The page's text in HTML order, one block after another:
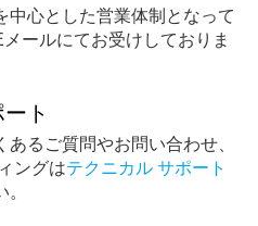
中心とした営業体制となって
ールにてお受けしておりま
ト
るご質問やお問い合わせ、
ングはテクニカル サポート